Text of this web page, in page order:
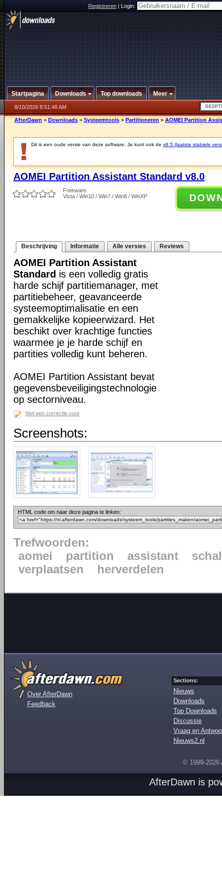
Registreren|Login:
Startpagina Downloads Top downloads Meer
8/10/2026 8:51:48 AM
AfterDawn > Downloads > Systeemtools > Partitioneren > AOMEI Partition
Dit is een oude versie van deze software. Je kunt ook de v8.5 (laatste stabiele
AOMEI Partition Assistant Standard v8.0
Freeware
Vista / Win10 / Win7 / Win8 / WinXP
Beschrijving Informatie Alle versies Reviews
AOMEI Partition Assistant
Standard is een volledig gratis
harde schijf partitiemanager, met
partitiebeheer, geavanceerde
systeemoptimalisatie en een
gemakkelijke kopieerwizard. Het
beschikt over krachtige functies
waarmee je je harde schijf en
partities volledig kunt beheren.
AOMEI Partition Assistant bevat
gegevensbeveiligingstechnologie
op sectorniveau.
Stel een correctie voor
Screenshots:
HTML code om naar deze pagina te linken:
Trefwoorden:
aomei
partition assistant
verplaatsen
herverdelen
Over AfterDawn
Feedback
Sections:
Nieuws
Downloads
Top Downloads
Discussie
Vraag en
Nieuws2.nl
© 1999-2026
AfterDawn is